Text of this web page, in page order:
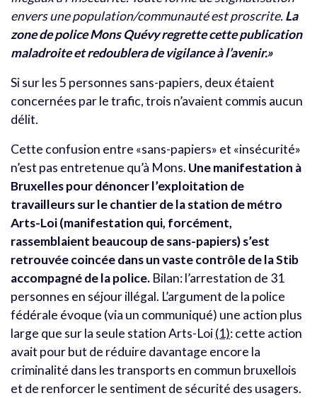
envers une population/communauté est proscrite.La
zone de police Mons Quévy regrette cette publication
maladroite et redoublera de vigilance à l’avenir.»
Si sur les 5 personnes sans-papiers, deux étaient
concernées par le trafic, trois n’avaient commis aucun
délit.
Cette confusion entre «sans-papiers» et «insécurité»
n’est pas entretenue qu’à Mons. Une manifestation à
Bruxelles pour dénoncer l’exploitation de
travailleurs sur le chantier de la station de métro
Arts-Loi (manifestation qui, forcément,
rassemblaient beaucoup de sans-papiers) s’est
retrouvée coincée dans un vaste contrôle de la Stib
accompagné de la police. Bilan: l’arrestation de 31
personnes en séjour illégal. L’argument de la police
fédérale évoque (via un communiqué) une action plus
large que sur la seule station Arts-Loi(1): cette action
avait pour but de réduire davantage encore la
criminalité dans les transports en commun bruxellois
et de renforcer le sentiment de sécurité des usagers.